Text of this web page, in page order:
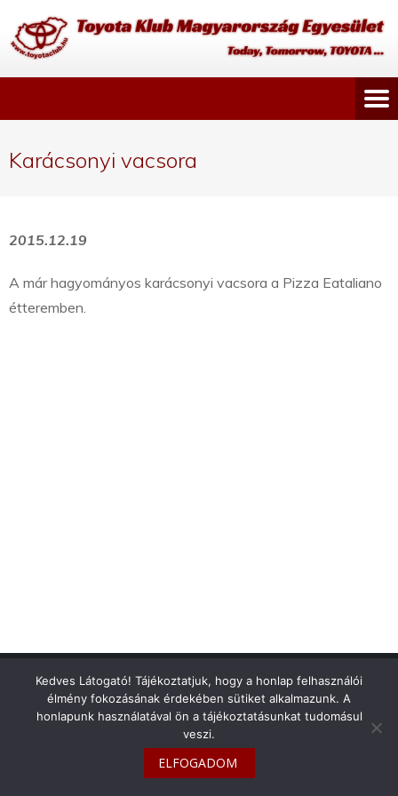
Karácsonyi vacsora
2015.12.19
A már hagyományos karácsonyi vacsora a Pizza Eataliano
étteremben.
Copyright © 2026Toyota Klub Magyarország
Kedves Látogató! Tájékoztatjuk, hogy a honlap felhasználói
élmény fokozásának érdekében sütiket alkalmazunk. A
honlapunk használatával ön a tájékoztatásunkat tudomásul
veszi.
ELFOGADOM